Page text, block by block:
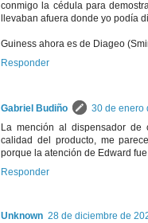
conmigo la cédula para
llevaban afuera donde yo podía
Guiness ahora es de Diageo
Responder
Gabriel Budiño
30 de enero
La mención al dispensador de
calidad del producto, me
porque la atención de Edward
Responder
Unknown 28 de diciembre de